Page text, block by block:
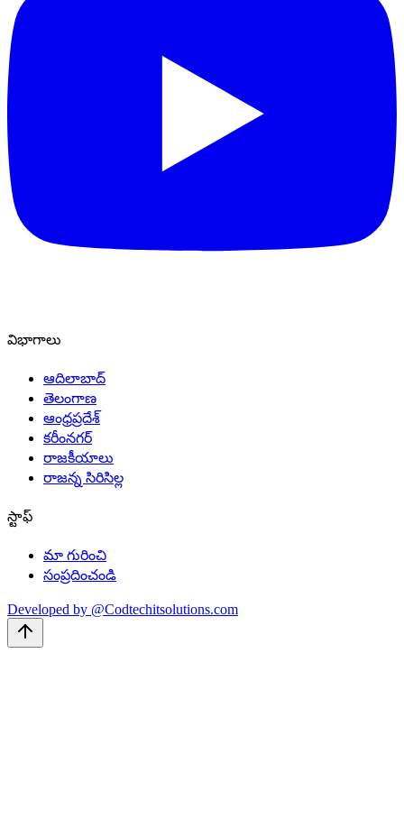
విభాగాలు
ఆదిలాబాద్
తెలంగాణ
ఆంధ్రప్రదేశ్
కరీంనగర్
రాజకీయాలు
రాజన్న సిరిసిల్ల
స్టాఫ్
మా గురించి
సంప్రదించండి
Developed by @Codtechitsolutions.com